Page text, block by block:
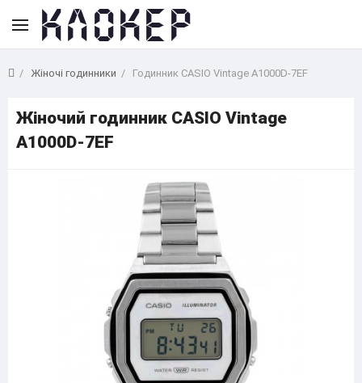
Жіночі годинники Годинник CASIO Vintage A1000D-7EF
Жіночий годинник CASIO Vintage
A1000D-7EF